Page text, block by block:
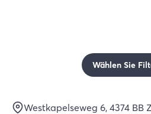
Wählen Sie
Westkapelseweg 6, 4374 BB